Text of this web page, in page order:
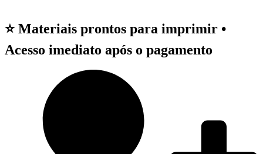
⭐ Materiais prontos para imprimir •
Acesso imediato após o pagamento